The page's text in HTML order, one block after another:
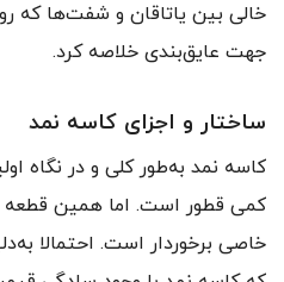
خالی بین یاتاقان و شفت‌ها که
جهت عایق‌بندی خلاصه کرد.
ساختار و اجزای کاسه نمد
کاسه نمد به‌طور کلی و در نگاه
کمی قطور است. اما همین قطعه
خاصی برخوردار است. احتمالا